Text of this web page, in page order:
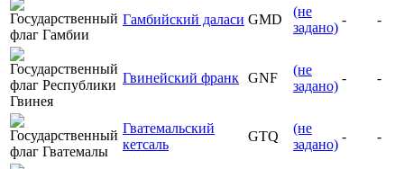
Гамбийский даласи GMD
(не
задано)
- -
Гвинейский франк GNF
(не
задано)
- -
Гватемальский
кетсаль
GTQ
(не
задано)
- -